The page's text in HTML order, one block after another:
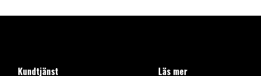
Kundtjänst Läs mer